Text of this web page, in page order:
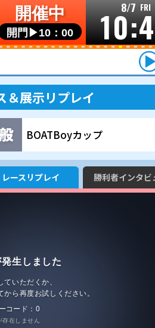
開
開門▶
リンク 個人情報
レース＆展示
6R